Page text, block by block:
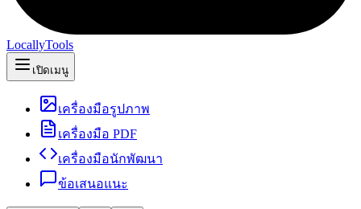
LocallyTools
เปิดเมนู
เครื่องมือรูปภาพ
เครื่องมือ PDF
เครื่องมือนักพัฒนา
ข้อเสนอแนะ